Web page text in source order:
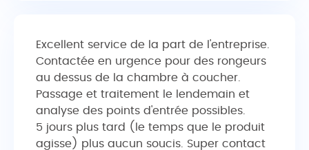
Excellent service de la part de l'entreprise.
Contactée en urgence pour des rongeurs
au dessus de la chambre à coucher.
Passage et traitement le lendemain et
analyse des points d'entrée possibles.
5 jours plus tard (le temps que le produit
agisse) plus aucun soucis. Super contact